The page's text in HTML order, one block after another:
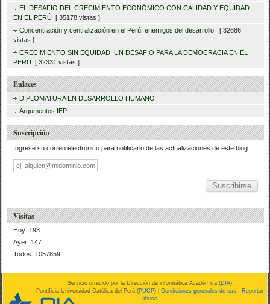
EL DESAFIO DEL CRECIMIENTO ECONÓMICO CON CALIDAD Y EQUIDAD
EN EL PERÚ [ 35178 vistas ]
Concentración y centralización en el Perú: enemigos del desarrollo.
[ 32686
vistas ]
CRECIMIENTO SIN EQUIDAD: UN DESAFIO PARA LA DEMOCRACIA EN EL
PERU [ 32331 vistas ]
Enlaces
DIPLOMATURA EN DESARROLLO HUMANO
Argumentos IEP
Suscripción
Ingrese su correo electrónico para notificarlo de las actualizaciones de este blog:
Dirección
de
correo
Visitas
Hoy: 193
Ayer: 147
Todos: 1057859
Servicio ofrecido por la Dirección de informática Académica (DIA)
Pontificia Universidad Católica del Perú (PUCP) |Condiciones generales de uso - Reportar
abuso